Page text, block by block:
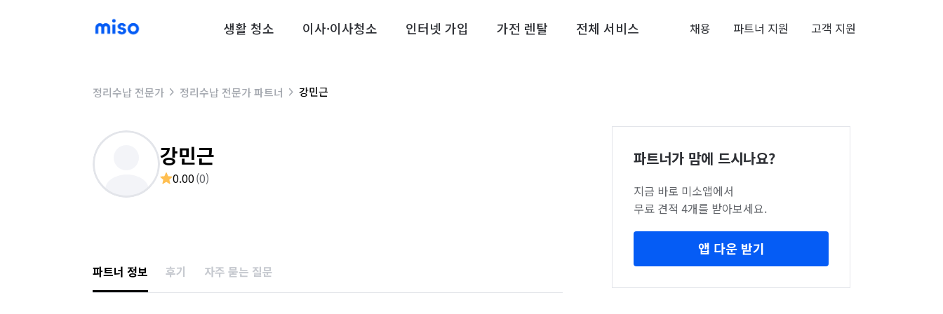
생활 청소 이사·이사청소 인터넷 가입 가전 렌탈 전체 서비스 채용 파트너 지원 고객 지원
정리수납 전문가 정리수납 전문가 파트너 강민근
강민근
0.00(0)
파트너 정보 후기 자주 묻는 질문
파트너가 맘에 드시나요?
지금 바로 미소앱에서
무료 견적 4개를 받아보세요.
앱 다운 받기